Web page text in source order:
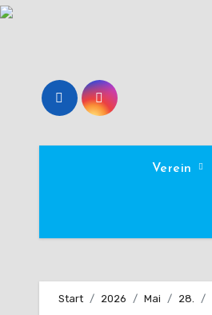
Zum
Verein
Start 2026 Mai 28.